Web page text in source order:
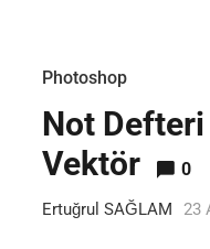
Photoshop
Not
Vektör
0
Ertuğrul SAĞLAM 23